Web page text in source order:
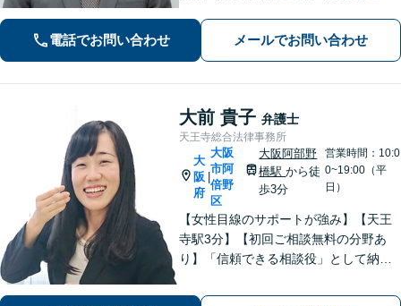
お任せください。法律のプロフェッシ
ョナルが、途を切り拓くお手伝いを致
電話でお問い合わせ メールでお問い合わせ
大前 貴子 弁護士
天王寺総合法律事務所
大
阪
府
大阪
市阿
倍野
区
大阪阿部野
橋駅から徒
歩3分
営業時間：10:0
0~19:00（平
日）
【女性目線のサポートが強み】【天王
寺駅3分】【初回ご相談無料の分野あ
り】「信頼できる相談役」として納得
問題】安心して相談できる環境・関係